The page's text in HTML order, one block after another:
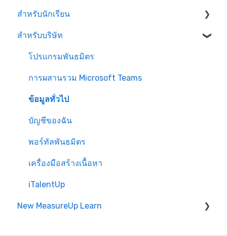
สำหรับนักเรียน
เข้าสู่ระบบและซื้อ
ข้อมูลทั่วไป
สำหรับบริษัท
โปรแกรมพันธมิตร
การผสานรวม Microsoft Teams
ข้อมูลทั่วไป
บัญชีของฉัน
พอร์ทัลพันธมิตร
เครื่องมือสร้างเนื้อหา
iTalentUp
New MeasureUp Learn